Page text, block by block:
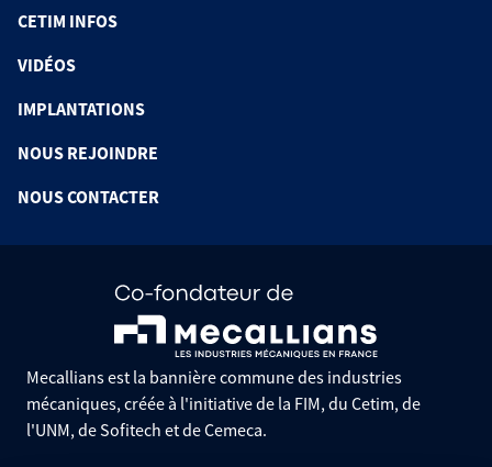
CETIM INFOS
VIDÉOS
IMPLANTATIONS
NOUS REJOINDRE
NOUS CONTACTER
Mecallians est la bannière commune des industries
mécaniques, créée à l'initiative de la FIM, du Cetim, de
l'UNM, de Sofitech et de Cemeca.